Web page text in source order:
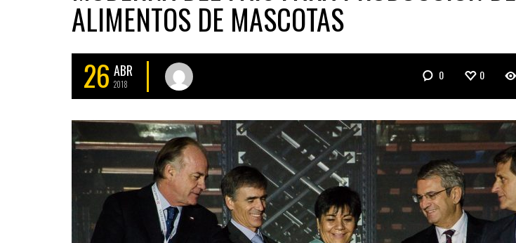
ALIMENTOS DE MASCOTAS
26 ABR
2018
0 0